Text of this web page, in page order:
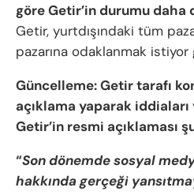
göre Getir’in durumu daha
Getir, yurtdışındaki tüm
pazarına odaklanmak
Güncelleme: Getir tarafı
açıklama yaparak
Getir’in resmi açıklaması
“Son dönemde sosyal
hakkında gerçeği